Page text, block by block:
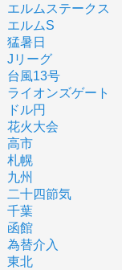
エルムステークス
エルムS
猛暑日
Jリーグ
台風13号
ライオンズゲート
ドル円
花火大会
高市
札幌
九州
二十四節気
千葉
函館
為替介入
東北